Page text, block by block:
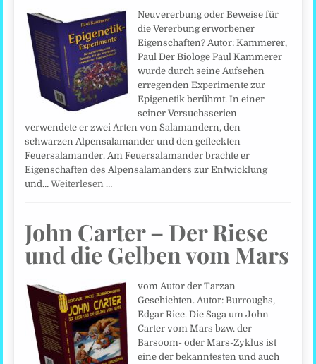
Neuvererbung oder Beweise für
die Vererbung erworbener
Eigenschaften? Autor: Kammerer,
Paul Der Biologe Paul Kammerer
wurde durch seine Aufsehen
erregenden Experimente zur
Epigenetik berühmt. In einer
seiner Versuchsserien
verwendete er zwei Arten von Salamandern, den
schwarzen Alpensalamander und den gefleckten
Feuersalamander. Am Feuersalamander brachte er
Eigenschaften des Alpensalamanders zur Entwicklung
und…Weiterlesen …
John Carter – Der Riese
und die Gelben vom Mars
vom Autor der Tarzan
Geschichten. Autor: Burroughs,
Edgar Rice. Die Saga um John
Carter vom Mars bzw. der
Barsoom- oder Mars-Zyklus ist
eine der bekanntesten und auch